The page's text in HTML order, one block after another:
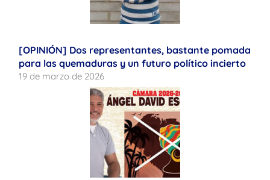
[OPINIÓN] Dos representantes, bastante pomada
para las quemaduras y un futuro político incierto
19 de marzo de 2026